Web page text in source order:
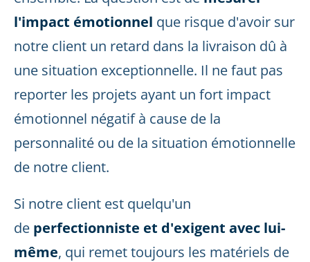
l'impact émotionnel que risque d'avoir sur
notre client un retard dans la livraison dû à
une situation exceptionnelle. Il ne faut pas
reporter les projets ayant un fort impact
émotionnel négatif à cause de la
personnalité ou de la situation émotionnelle
de notre client.
Si notre client est quelqu'un
de perfectionniste et d'exigent avec lui-
même, qui remet toujours les matériels de